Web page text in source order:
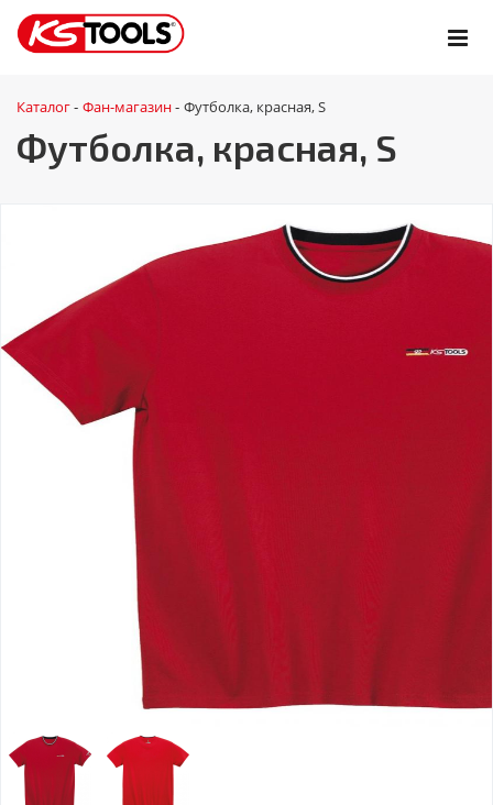
Каталог - Фан-магазин - Футболка, красная, S
Футболка, красная, S